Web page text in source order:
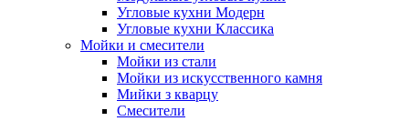
Угловые кухни Модерн
Угловые кухни Классика
Мойки и смесители
Мойки из стали
Мойки из искусственного камня
Мийки з кварцу
Смесители